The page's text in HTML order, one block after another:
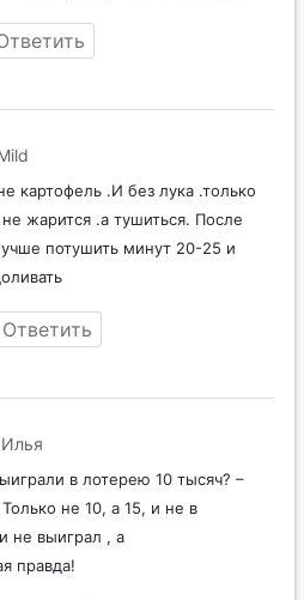
картофель .И без лука .только
жарится .а тушиться. После
потушить минут 20-25 и
Ответить
Илья
в лотерею 10 тысяч? –
не 10, а 15, и не в
не выиграл , а
правда!